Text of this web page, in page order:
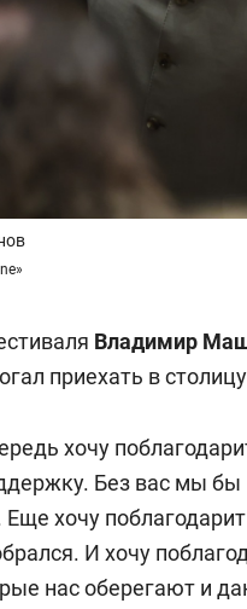
Владимир
приехать в
хочу
Без вас мы бы
хочу
И хочу
нас оберегают и